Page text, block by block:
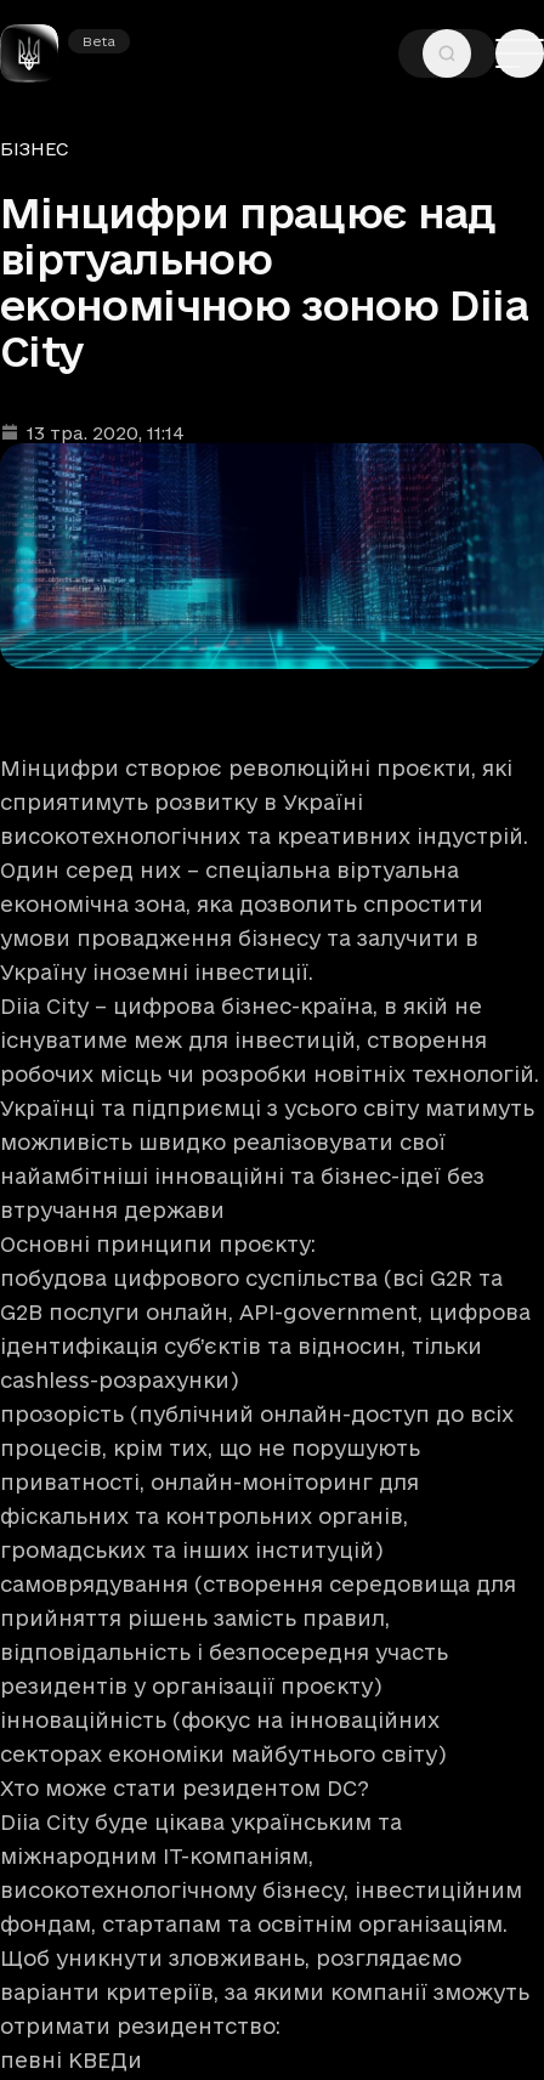
Beta
Beta
ГОЛОВНА
Рубрики
БІЗНЕС
Мінцифри працює над
віртуальною
економічною зоною Diia
City
Дата та час публікації:
13 тра. 2020, 11:14
Мінцифри створює революційні проєкти, які
сприятимуть розвитку в Україні
високотехнологічних та креативних індустрій.
Один серед них – спеціальна віртуальна
економічна зона, яка дозволить спростити
умови провадження бізнесу та залучити в
Україну іноземні інвестиції.
Diia City – цифрова бізнес-країна, в якій не
існуватиме меж для інвестицій, створення
робочих місць чи розробки новітніх технологій.
Українці та підприємці з усього світу матимуть
можливість швидко реалізовувати свої
найамбітніші інноваційні та бізнес-ідеї без
втручання держави
Основні принципи проєкту:
побудова цифрового суспільства (всі G2R та
G2В послуги онлайн, АРІ-government, цифрова
ідентифікація суб’єктів та відносин, тільки
cashless-розрахунки)
прозорість (публічний онлайн-доступ до всіх
процесів, крім тих, що не порушують
приватності, онлайн-моніторинг для
фіскальних та контрольних органів,
громадських та інших інституцій)
самоврядування (створення середовища для
прийняття рішень замість правил,
відповідальність і безпосередня участь
резидентів у організації проєкту)
інноваційність (фокус на інноваційних
секторах економіки майбутнього світу)
Хто може стати резидентом DC?
Diia City буде цікава українським та
міжнародним IT-компаніям,
високотехнологічному бізнесу, інвестиційним
фондам, стартапам та освітнім організаціям.
Щоб уникнути зловживань, розглядаємо
варіанти критеріїв, за якими компанії зможуть
отримати резидентство:
певні КВЕДи